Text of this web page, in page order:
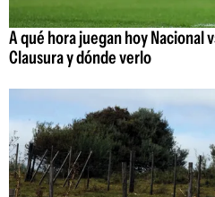
A qué hora juegan hoy Nacional
Clausura y dónde verlo